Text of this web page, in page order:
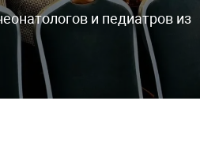
и педиатров из